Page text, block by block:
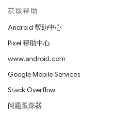
获取帮助
Android 帮助中心
Pixel 帮助中心
www.android.com
Google Mobile Services
Stack Overflow
问题跟踪器